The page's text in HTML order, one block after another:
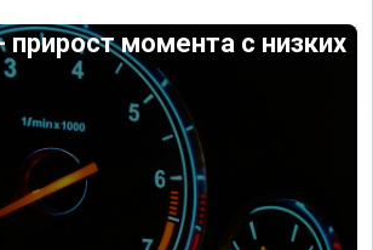
момента с низких